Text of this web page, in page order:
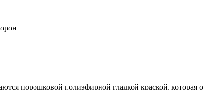
порошковой полиэфирной гладкой краской, которая